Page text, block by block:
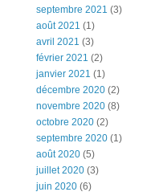
septembre 2021 (3)
août 2021 (1)
avril 2021 (3)
février 2021 (2)
janvier 2021 (1)
décembre 2020 (2)
novembre 2020 (8)
octobre 2020 (2)
septembre 2020 (1)
août 2020 (5)
juillet 2020 (3)
juin 2020 (6)